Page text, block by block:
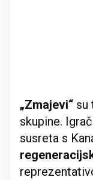
„Zmajevi“ su
skupine.
susreta s